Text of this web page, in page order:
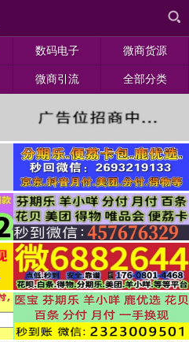
数码电子 微商货源
微商引流 全部分类